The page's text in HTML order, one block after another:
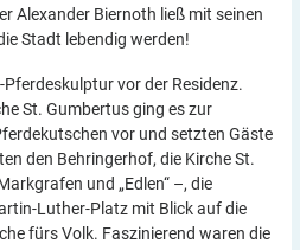
Alexander Biernoth ließ mit seinen
Stadt lebendig werden!
vor der Residenz.
St. Gumbertus ging es zur
vor und setzten Gäste
den Behringerhof, die Kirche St.
und „Edlen“ –, die
Luther-Platz mit Blick auf die
fürs Volk. Faszinierend waren die